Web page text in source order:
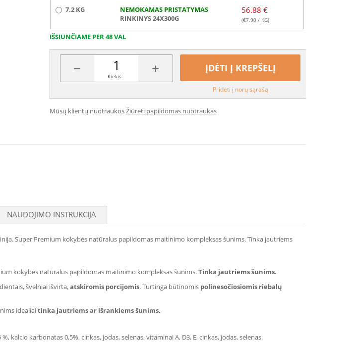
7.2 KG
NEMOKAMAS PRISTATYMAS
RINKINYS 24X300G
56.88 €
(€7.90/ KG)
IŠSIUNČIAME PER 48 VAL
− +
Kiekis:
ĮDĖTI Į KREPŠELĮ
Pridėti į norų sąrašą
Mūsų klientų nuotraukosŽiūrėti papildomas nuotraukas
NAUDOJIMO INSTRUKCIJA
Super Premium kokybės natūralus papildomas maitinimo kompleksas šunims. Tinka jautriems
kokybės natūralus papildomas maitinimo kompleksas šunims.Tinka jautriems šunims.
švelniai išvirta,atskiromis porcijomis. Turtinga būtinomis polinesočiosiomis riebalų
idealiaitinka jautriems ar išrankiems šunims.
kalcio karbonatas 0,5%, cinkas, jodas, selenas, vitaminai A, D3, E, cinkas, jodas, selenas.